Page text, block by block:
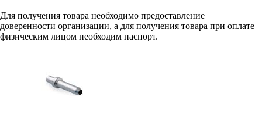
Для получения товара необходимо предоставление
доверенности организации, а для получения товара при оплате
физическим лицом необходим паспорт.